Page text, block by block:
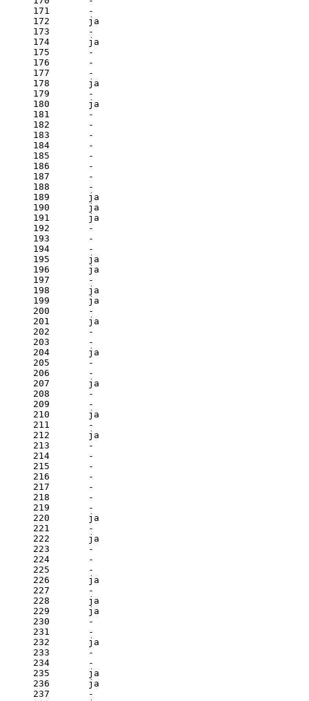
171       -
172       ja
173       -
174       ja
175       -
176       -
177       -
178       ja
179       -
180       ja
181       -
182       -
183       -
184       -
185       -
186       -
187       -
188       -
189       ja
190       ja
191       ja
192       -
193       -
194       -
195       ja
196       ja
197       -
198       ja
199       ja
200       -
201       ja
202       -
203       -
204       ja
205       -
206       -
207       ja
208       -
209       -
210       ja
211       -
212       ja
213       -
214       -
215       -
216       -
217       -
218       -
219       -
220       ja
221       -
222       ja
223       -
224       -
225       -
226       ja
227       -
228       ja
229       ja
230       -
231       -
232       ja
233       -
234       -
235       ja
236       ja
237       -